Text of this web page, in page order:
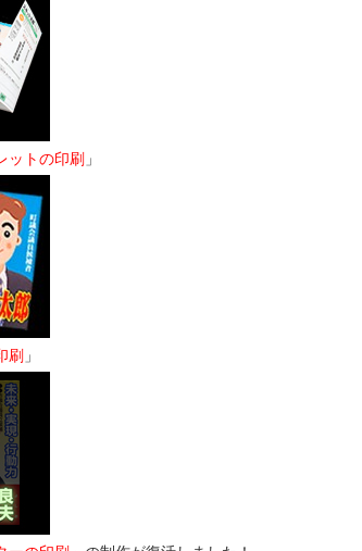
ットの印刷 」
刷 」